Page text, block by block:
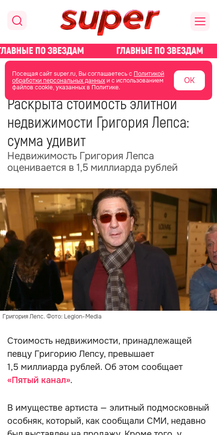
Посещая сайт super.ru, Вы соглашаетесь с Политикой
обработки персональных данныхи с использованием
файлов cookie, указанных в Политике.
ОК
главная новости о звездах новости
10 февраля 12:23
Раскрыта стоимость элитной
недвижимости Григория Лепса:
сумма удивит
Недвижимость Григория Лепса
оценивается в 1,5 миллиарда рублей
Григория Лепс. Фото: Legion-Media
Стоимость недвижимости, принадлежащей
певцу Григорию Лепсу, превышает
1,5 миллиарда рублей. Об этом сообщает
«Пятый канал».
В имуществе артиста — элитный подмосковный
особняк, который, как сообщали СМИ, недавно